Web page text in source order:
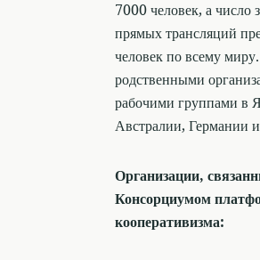
7000 человек, а число
прямых трансляций
человек по всему
родственными
рабочими группами
Австралии, Германии
Организации,
Консорциумом
кооперативизма: